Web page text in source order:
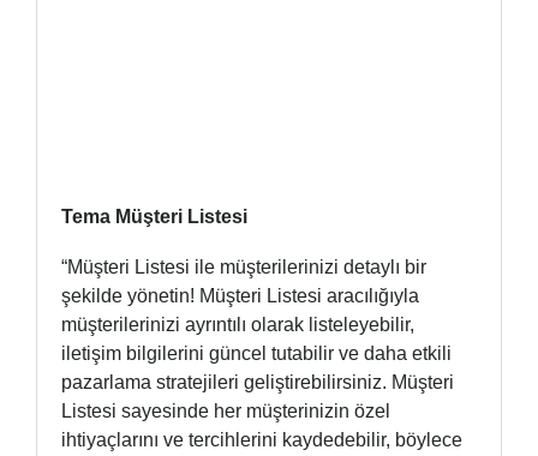
Tema Müşteri Listesi
“Müşteri Listesi ile müşterilerinizi detaylı bir
şekilde yönetin! Müşteri Listesi aracılığıyla
müşterilerinizi ayrıntılı olarak listeleyebilir,
iletişim bilgilerini güncel tutabilir ve daha etkili
pazarlama stratejileri geliştirebilirsiniz. Müşteri
Listesi sayesinde her müşterinizin özel
ihtiyaçlarını ve tercihlerini kaydedebilir, böylece